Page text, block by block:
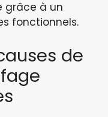
grâce à un
fonctionnels.
de